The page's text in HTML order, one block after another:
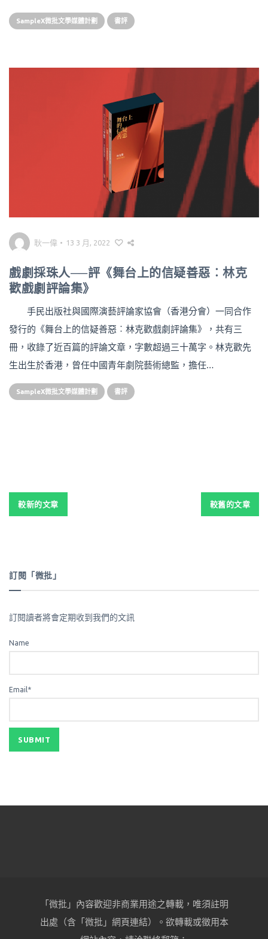
SampleX微批文學媒體計劃 書評
耿一偉 • 13 3 月, 2022
戲劇採珠人──評《舞台上的信疑善惡︰林克
歡戲劇評論集》
手民出版社與國際演藝評論家協會（香港分會）一同合作
發行的《舞台上的信疑善惡︰林克歡戲劇評論集》，共有三
冊，收錄了近百篇的評論文章，字數超過三十萬字。林克歡先
生出生於香港，曾任中國青年劇院藝術總監，擔任…
SampleX微批文學媒體計劃 書評
文
章
較舊的文章
較新的文章
訂閱「微批」
訂閱讀者將會定期收到我們的文訊
Name
Email*
「微批」內容歡迎非商業用途之轉載，唯須註明
出處（含「微批」網頁連結）。欲轉載或徵用本